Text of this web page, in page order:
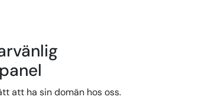
att ha sin domän hos oss.